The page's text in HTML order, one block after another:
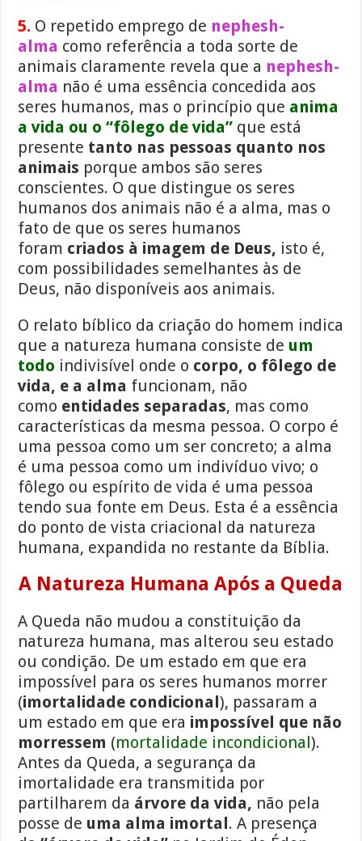
5. O repetido emprego de nephesh-
alma como referência a toda sorte de
animais claramente revela que a nephesh-
alma não é uma essência concedida aos
seres humanos, mas o princípio que anima
a vida ou o “fôlego de vida” que está
presente tanto nas pessoas quanto nos
animais porque ambos são seres
conscientes. O que distingue os seres
humanos dos animais não é a alma, mas o
fato de que os seres humanos
foram criados à imagem de Deus, isto é,
com possibilidades semelhantes às de
Deus, não disponíveis aos animais.
O relato bíblico da criação do homem indica
que a natureza humana consiste de um
todo indivisível onde o corpo, o fôlego de
vida, e a alma funcionam, não
como entidades separadas, mas como
características da mesma pessoa. O corpo é
uma pessoa como um ser concreto; a alma
é uma pessoa como um indivíduo vivo; o
fôlego ou espírito de vida é uma pessoa
tendo sua fonte em Deus. Esta é a essência
do ponto de vista criacional da natureza
humana, expandida no restante da Bíblia.
A Natureza Humana Após a Queda
A Queda não mudou a constituição da
natureza humana, mas alterou seu estado
ou condição. De um estado em que era
impossível para os seres humanos morrer
(imortalidade condicional), passaram a
um estado em que era impossível que não
morressem (mortalidade incondicional).
Antes da Queda, a segurança da
imortalidade era transmitida por
partilharem da árvore da vida, não pela
posse de uma alma imortal. A presença